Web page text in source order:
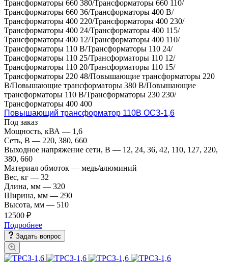
Трансформаторы 660 380/Трансформаторы 660 110/
Трансформаторы 660 36/Трансформаторы 400 В/
Трансформаторы 400 220/Трансформаторы 400 230/
Трансформаторы 400 24/Трансформаторы 400 115/
Трансформаторы 400 12/Трансформаторы 400 110/
Трансформаторы 110 В/Трансформаторы 110 24/
Трансформаторы 110 25/Трансформаторы 110 12/
Трансформаторы 110 20/Трансформаторы 110 15/
Трансформаторы 220 48/Повышающие трансформаторы 220
В/Повышающие трансформаторы 380 В/Повышающие
трансформаторы 110 В/Трансформаторы 230 230/
Трансформаторы 400 400
Повышающий трансформатор 110В ОСЗ-1,6
Под заказ
Мощность, кВА — 1,6
Сеть, В — 220, 380, 660
Выходное напряжение сети, В — 12, 24, 36, 42, 110, 127, 220,
380, 660
Материал обмоток — медь/алюминий
Вес, кг — 32
Длина, мм — 320
Ширина, мм — 290
Высота, мм — 510
12500 ₽
Подробнее
Задать вопрос